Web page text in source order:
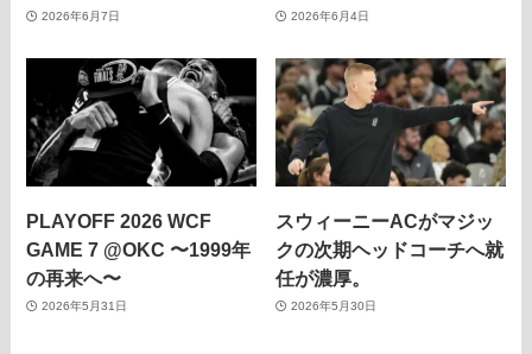
2026年6月7日 2026年6月4日
PLAYOFF 2026 WCF
GAME 7 @OKC 〜1999年
の再来へ〜
2026年5月31日
スウィーニーACがマジッ
クの次期ヘッドコーチへ就
任が濃厚。
2026年5月30日